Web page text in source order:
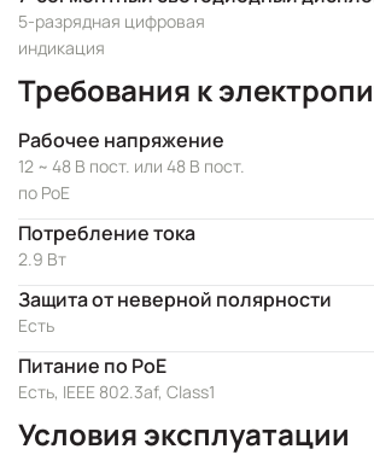
5-разрядная цифровая
индикация
Требования к
Рабочее напряжение
12 ~ 48 В пост. или 48 В пост.
по PoE
Потребление тока
2.9 Вт
Защита от неверной полярности
Есть
Питание по PoE
Есть, IEEE 802.3af, Class1
Условия эксплуатации